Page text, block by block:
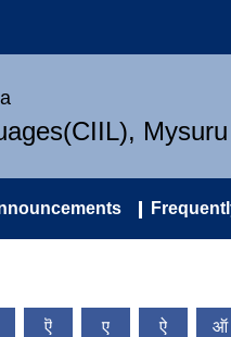
Mysuru
ऎ ए ऐ ऑ